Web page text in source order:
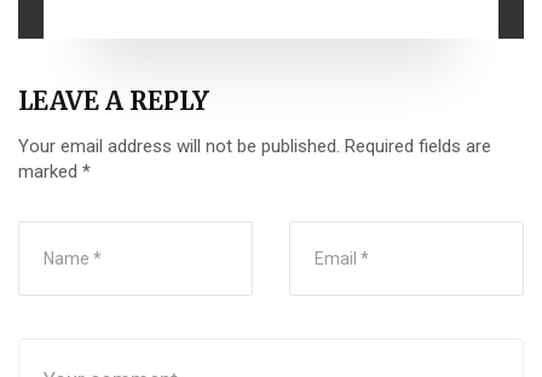
LEAVE A REPLY
Your email address will not be published. Required fields are
marked *